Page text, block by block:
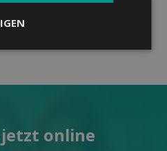
jetzt online